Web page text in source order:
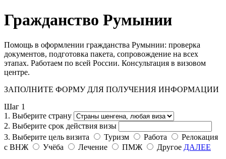
Гражданство Румынии
Помощь в оформлении гражданства Румынии: проверка
документов, подготовка пакета, сопровождение на всех
этапах. Работаем по всей России. Консультация в визовом
центре.
ЗАПОЛНИТЕ ФОРМУ ДЛЯ ПОЛУЧЕНИЯ ИНФОРМАЦИИ
Шаг 1
1. Выберите страну
2. Выберите срок действия визы
3. Выберите цель визита
Туризм Работа
Релокация
с ВНЖ
Учёба Лечение ПМЖ Другое ДАЛЕЕ